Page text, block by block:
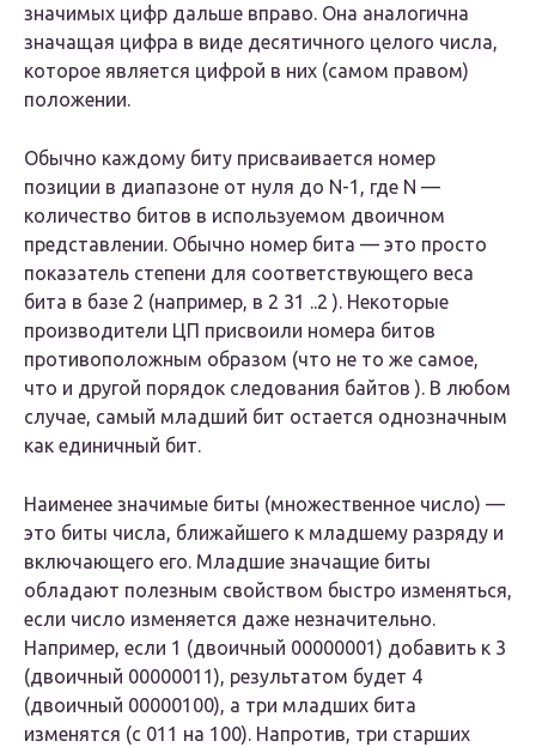
значимых цифр дальше вправо. Она аналогична
значащая цифра в виде десятичного целого числа,
которое является цифрой в них (самом правом)
положении.
Обычно каждому биту присваивается номер
позиции в диапазоне от нуля до N-1, где N —
количество битов в используемом двоичном
представлении. Обычно номер бита — это просто
показатель степени для соответствующего веса
бита в базе 2 (например, в 2 31 ..2 ). Некоторые
производители ЦП присвоили номера битов
противоположным образом (что не то же самое,
что и другой порядок следования байтов ). В любом
случае, самый младший бит остается однозначным
как единичный бит.
Наименее значимые биты (множественное число) —
это биты числа, ближайшего к младшему разряду и
включающего его. Младшие значащие биты
обладают полезным свойством быстро изменяться,
если число изменяется даже незначительно.
Например, если 1 (двоичный 00000001) добавить к 3
(двоичный 00000011), результатом будет 4
(двоичный 00000100), а три младших бита
изменятся (с 011 на 100). Напротив, три старших